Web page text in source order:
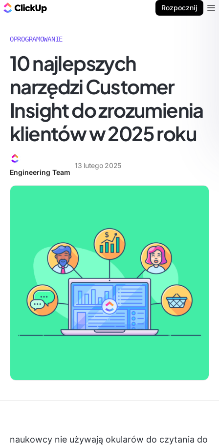
Rozpocznij
OPROGRAMOWANIE
10 najlepszych
narzędzi Customer
Insight do zrozumienia
klientów w 2025 roku
Engineering Team
13 lutego 2025
naukowcy nie używają okularów do czytania do